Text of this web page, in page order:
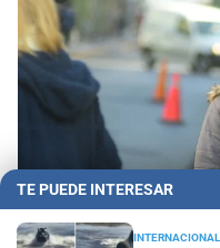
TE PUEDE INTERESAR